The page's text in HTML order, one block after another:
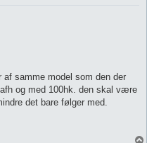
af samme model som den der
og med 100hk. den skal være
det bare følger med.